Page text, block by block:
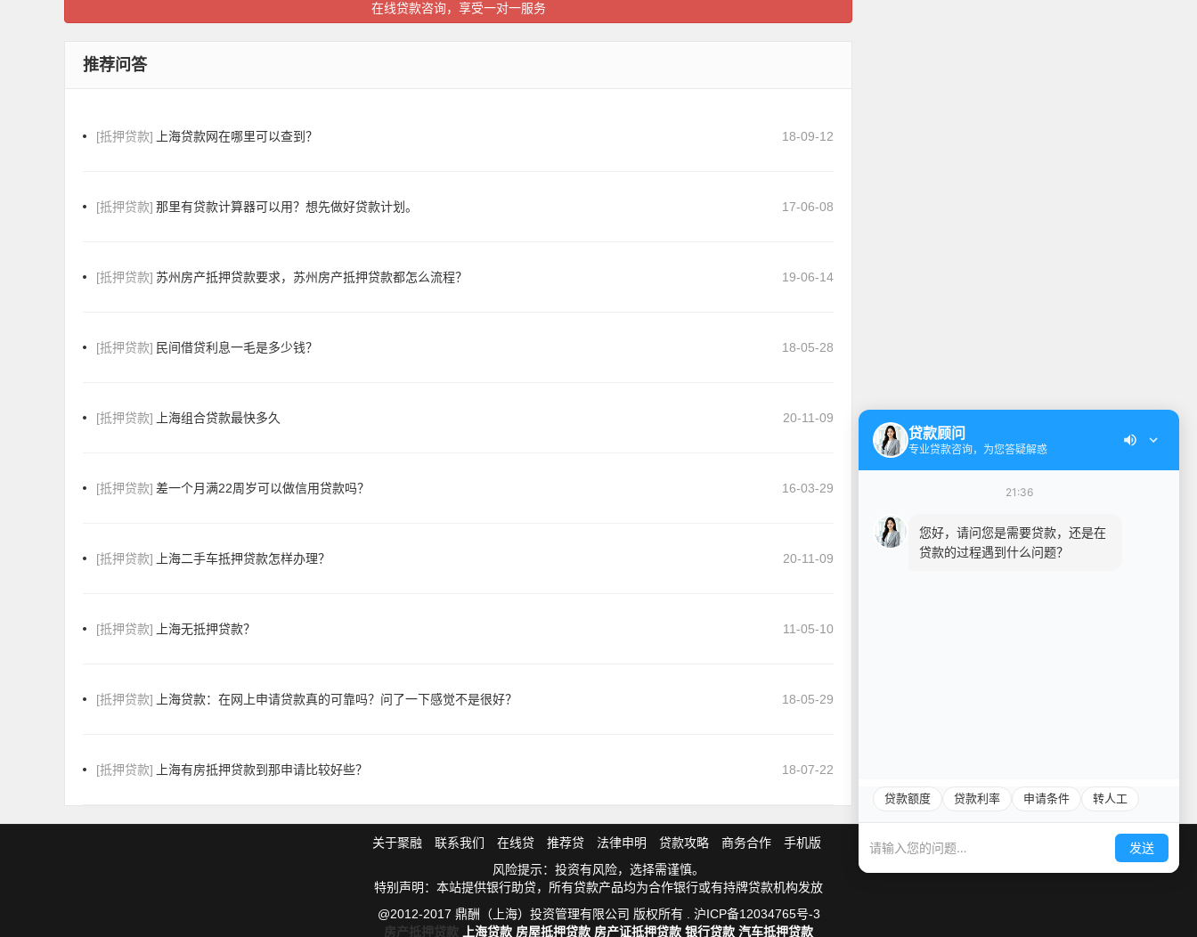
在线贷款咨询，享受一对一服务
推荐问答
[抵押贷款] 上海贷款网在哪里可以查到？ 18-09-12
[抵押贷款] 那里有贷款计算器可以用？想先做好贷款计划。 17-06-08
[抵押贷款] 苏州房产抵押贷款要求，苏州房产抵押贷款都怎么流程？ 19-06-14
[抵押贷款] 民间借贷利息一毛是多少钱？ 18-05-28
[抵押贷款] 上海组合贷款最快多久 20-11-09
[抵押贷款] 差一个月满22周岁可以做信用贷款吗？ 16-03-29
[抵押贷款] 上海二手车抵押贷款怎样办理？ 20-11-09
[抵押贷款] 上海无抵押贷款？ 11-05-10
[抵押贷款] 上海贷款：在网上申请贷款真的可靠吗？问了一下感觉不是很好？ 18-05-29
[抵押贷款] 上海有房抵押贷款到那申请比较好些？ 18-07-22
关于聚融 联系我们 在线贷 推荐贷 法律申明 贷款攻略 商务合作
手机版
风险提示：投资有风险，选择需谨慎。
特别声明：本站提供银行助贷，所有贷款产品均为合作银行或有持牌贷款机构发放
@2012-2017 鼎酬（上海）投资管理有限公司 版权所有 . 沪ICP备12034765号-3
房产抵押贷款 上海贷款 房屋抵押贷款 房产证抵押贷款 银行贷款 汽车抵押贷款
贷款顾问
专业贷款咨询，为您答疑解惑
21:36
您好，请问您是需要贷款，还是在
贷款的过程遇到什么问题？
贷款额度 贷款利率 申请条件 转人工
发送